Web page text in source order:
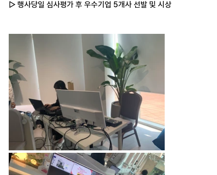
▷ 행사당일 심사평가 후 우수기업 5개사 선발 및 시상